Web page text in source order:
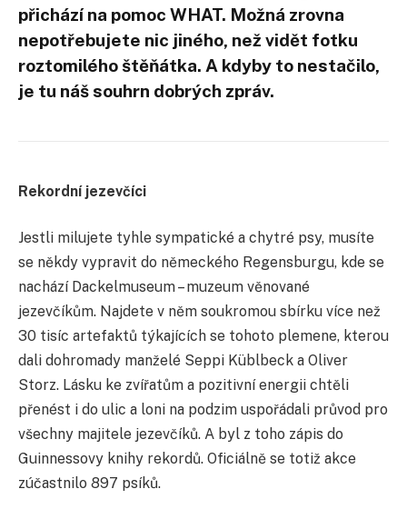
přichází na pomoc WHAT. Možná zrovna
nepotřebujete nic jiného, než vidět fotku
roztomilého štěňátka. A kdyby to nestačilo,
je tu náš souhrn dobrých zpráv.
Rekordní jezevčíci
Jestli milujete tyhle sympatické a chytré psy, musíte
se někdy vypravit do německého Regensburgu, kde se
nachází Dackelmuseum – muzeum věnované
jezevčíkům. Najdete v něm soukromou sbírku více než
30 tisíc artefaktů týkajících se tohoto plemene, kterou
dali dohromady manželé Seppi Küblbeck a Oliver
Storz. Lásku ke zvířatům a pozitivní energii chtěli
přenést i do ulic a loni na podzim uspořádali průvod pro
všechny majitele jezevčíků. A byl z toho zápis do
Guinnessovy knihy rekordů. Oficiálně se totiž akce
zúčastnilo 897 psíků.